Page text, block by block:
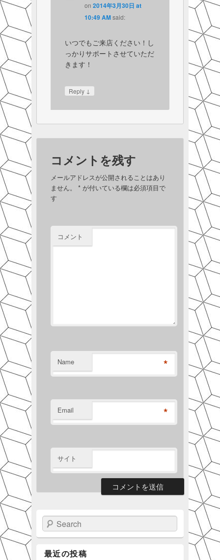
on2014年3月30日 at
10:49 AM said:
いつでもご来店ください！し
っかりサポートさせていただ
きます！
Reply ↓
コメントを残す
メールアドレスが公開されることはあり
ません。
*が付いている欄は必須項目で
す
コメント
Name *
Email *
サイト
Search
最近の投稿